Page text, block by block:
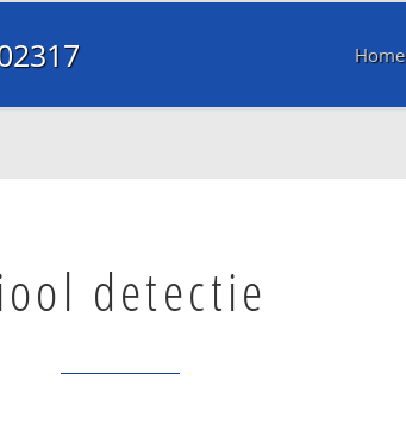
Home
detectie